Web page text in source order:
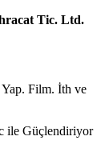
Tic. Ltd.
Film. İth ve